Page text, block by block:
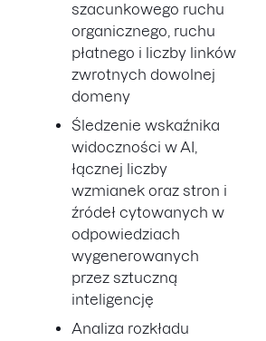
szacunkowego ruchu
organicznego, ruchu
płatnego i liczby linków
zwrotnych dowolnej
domeny
Śledzenie wskaźnika
widoczności w AI,
łącznej liczby
wzmianek oraz stron i
źródeł cytowanych w
odpowiedziach
wygenerowanych
przez sztuczną
inteligencję
Analiza rozkładu